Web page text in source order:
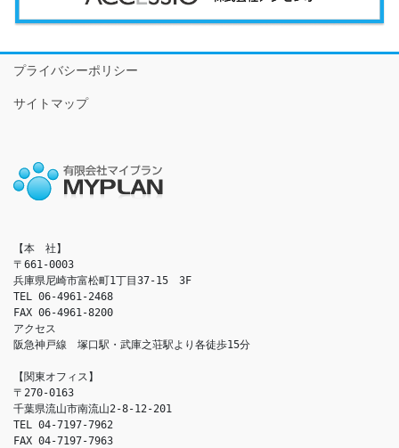
プライバシーポリシー
サイトマップ
【本　社】
〒661-0003
兵庫県尼崎市富松町1丁目37-15　3F
TEL 06-4961-2468
FAX 06-4961-8200
アクセス
阪急神戸線　塚口駅・武庫之荘駅より各徒歩15分
【関東オフィス】
〒270-0163
千葉県流山市南流山2-8-12-201
TEL 04-7197-7962
FAX 04-7197-7963